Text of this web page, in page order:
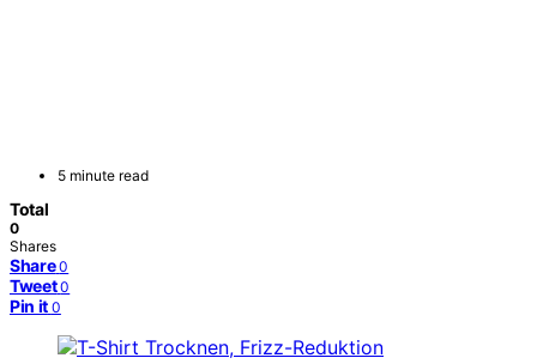
5 minute read
Total
0
Shares
Share 0
Tweet 0
Pin it 0